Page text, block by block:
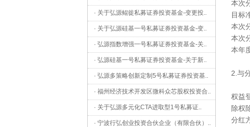
· 关于弘源鲲徙私募证券投资基金-变更投..
· 关于弘源硅基一号私募证券投资基金-变..
· 弘源指数增强一号私募证券投资基金-关..
· 弘源硅基一号私募证券投资基金-关于新..
· 弘源多策略创新定制5号私募证券投资基..
· 福州经济技术开发区微科众芯股权投资合..
· 关于弘源多元化CTA进取型1号私募证..
· 宁波行弘创业投资合伙企业（有限合伙） ..
本次
目标
本次
本次
本年
2.与
权益
除权
分红